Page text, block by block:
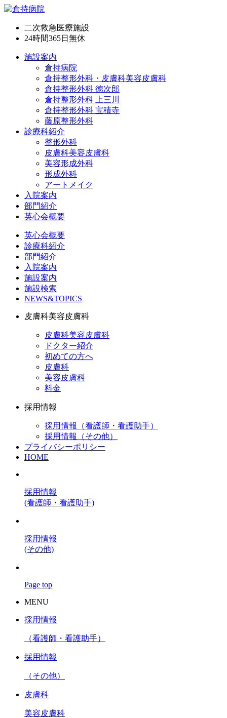
二次救急医療施設
24時間365日 無休
施設案内
倉持病院
倉持整形外科・皮膚科美容皮膚科
倉持整形外科 徳次郎
倉持整形外科 上三川
倉持整形外科 宝積寺
藤原整形外科
診療科紹介
整形外科
皮膚科美容皮膚科
美容形成外科
形成外科
アートメイク
入院案内
部門紹介
英心会概要
英心会概要
診療科紹介
部門紹介
入院案内
施設案内
施設検索
NEWS&TOPICS
皮膚科美容皮膚科
皮膚科美容皮膚科
ドクター紹介
初めての方へ
皮膚科
美容皮膚科
料金
採用情報
採用情報（看護師・看護助手）
採用情報（その他）
プライバシーポリシー
HOME
採用情報
(看護師・看護助手)
採用情報
(その他)
Page top
MENU
採用情報
（看護師・看護助手）
採用情報
（その他）
皮膚科
美容皮膚科